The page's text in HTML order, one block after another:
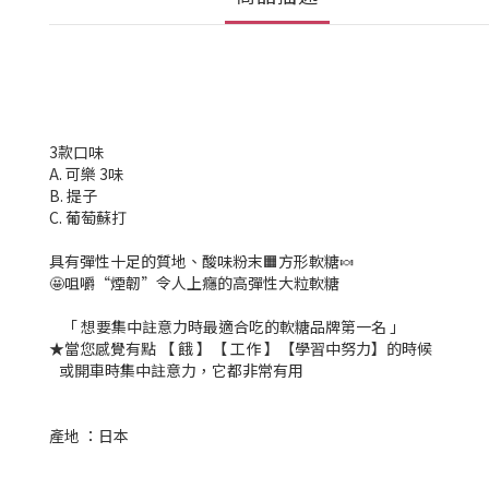
3款口味
A. 可樂 3味
B. 提子
C. 葡萄蘇打
具有彈性十足的質地、酸味粉末🟧方形軟糖🍬
🤩咀嚼“煙韌”令人上癮的高彈性大粒軟糖
「 想要集中註意力時最適合吃的軟糖品牌第一名 」
★當您感覺有點 【 餓 】【 工作 】【學習中努力】的時候
或開車時集中註意力，它都非常有用
產地 ：日本